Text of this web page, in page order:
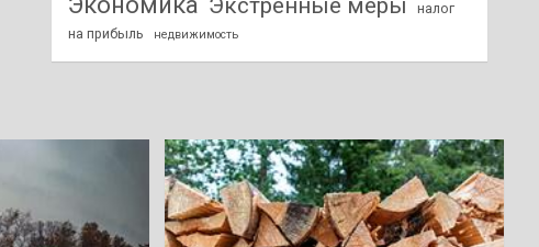
Экстренные меры
налог
на прибыль
недвижимость